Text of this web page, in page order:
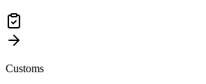
Customs